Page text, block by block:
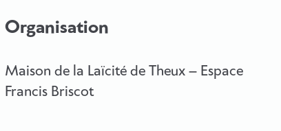
Organisation
Maison de la Laïcité de Theux – Espace
Francis Briscot